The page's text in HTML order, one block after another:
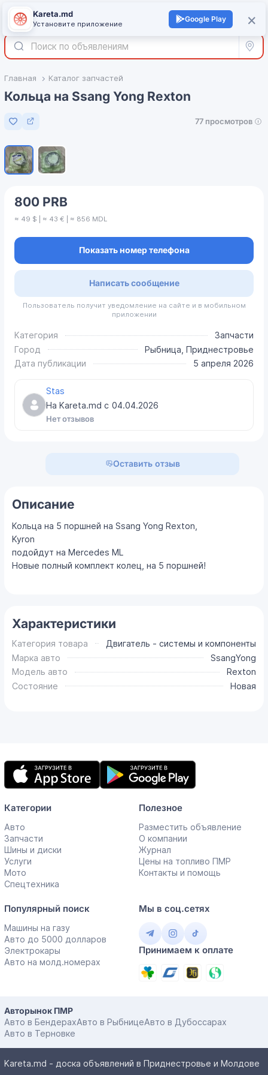
Войти +
Все
Главная Каталог запчастей
Кольца на Ssang Yong Rexton
Добавить в избранное
77 просмотров
800 PRB
≈ 49 $ | ≈ 43 € | ≈ 856 MDL
Показать номер телефона
Написать сообщение
Пользователь получит уведомление на сайте и в мобильном
приложении
Категория
Запчасти
Город
Рыбница, Приднестровье
Дата публикации
5 апреля 2026
Stas
На Kareta.md с 04.04.2026
Нет отзывов
Оставить отзыв
Описание
Кольца на 5 поршней на Ssang Yong Rexton,
Kyron
подойдут на Mercedes ML
Новые полный комплект колец, на 5 поршней!
Характеристики
Категория товара
Двигатель - системы и компоненты
Марка авто
SsangYong
Модель авто
Rexton
Состояние
Новая
×
Kareta.md
Установите приложение
Google Play
Мобильное
приложение
Категории
Авто
Запчасти
Шины и диски
Услуги
Мото
Спецтехника
Полезное
Разместить объявление
О компании
Журнал
Цены на топливо ПМР
Контакты и помощь
Популярный поиск
Машины на газу
Авто до 5000 долларов
Электрокары
Авто на молд.номерах
Мы в соц.сетях
Принимаем к оплате
Авторынок ПМР
Авто в БендерахАвто в РыбницеАвто в Дубоссарах
Авто в Терновке
Kareta.md - доска объявлений в Приднестровье и Молдове